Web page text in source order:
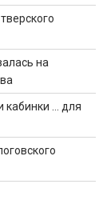
на
кабинки … для